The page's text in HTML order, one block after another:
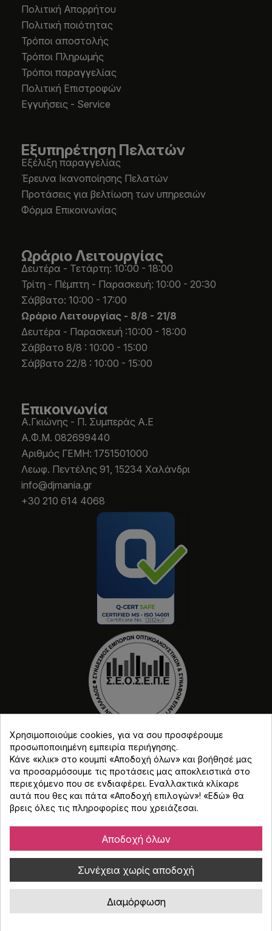
Πολιτική Απορρήτου
Πολιτική ποιότητας
Τρόποι αποστολής
Τρόποι Πληρωμής
Τρόποι παραγγελίας
Πολιτική Επιστροφών
Εγγυήσεις - Service
Εξυπηρέτηση Πελατών
Εξέλιξη παραγγελίας
Έρευνα Ικανοποίησης Πελατών
Προτάσεις για βελτίωση των υπηρεσιών
Φόρμα Επικοινωνίας
Ωράριο Λειτουργίας
Δευτέρα - Τετάρτη: 10:00 - 18:00
Τρίτη - Πέμπτη - Παρασκευή: 10:00 - 20:30
Σάββατο: 10:00 - 17:00
Ωράριο Λειτουργίας - 8/8 - 21/8
Δευτέρα - Παρασκευή :10:00 - 18:00
Σάββατο 8/8 : 10:00 - 15:00
Σάββατο 22/8 : 10:00 - 15:00
Επικοινωνία
Α.Γκιώνης - Π. Συμπεράς Α.Ε
Α.Φ.Μ. 082699440
Aριθμός ΓΕΜΗ: 1751501000
Λεωφ. Πεντέλης 91, 15234 Χαλάνδρι
info@djmania.gr
+30 210 614 4068
Copyright © Djmania 2026 / Οι τιμές περιλαμβάνουν
Κατασκευή eshop
Χρησιμοποιούμε cookies, για να σου προσφέρουμε
προσωποποιημένη εμπειρία περιήγησης.
Κάνε «κλικ» στο κουμπί «Αποδοχή όλων» και βοήθησέ μας
να προσαρμόσουμε τις προτάσεις μας αποκλειστικά στο
περιεχόμενο που σε ενδιαφέρει. Εναλλακτικά κλίκαρε
αυτά που θες και πάτα «Αποδοχή επιλογών»! «Εδώ» θα
βρεις όλες τις πληροφορίες που χρειάζεσαι.
Αποδοχή όλων
Συνέχεια χωρίς αποδοχή
Διαμόρφωση